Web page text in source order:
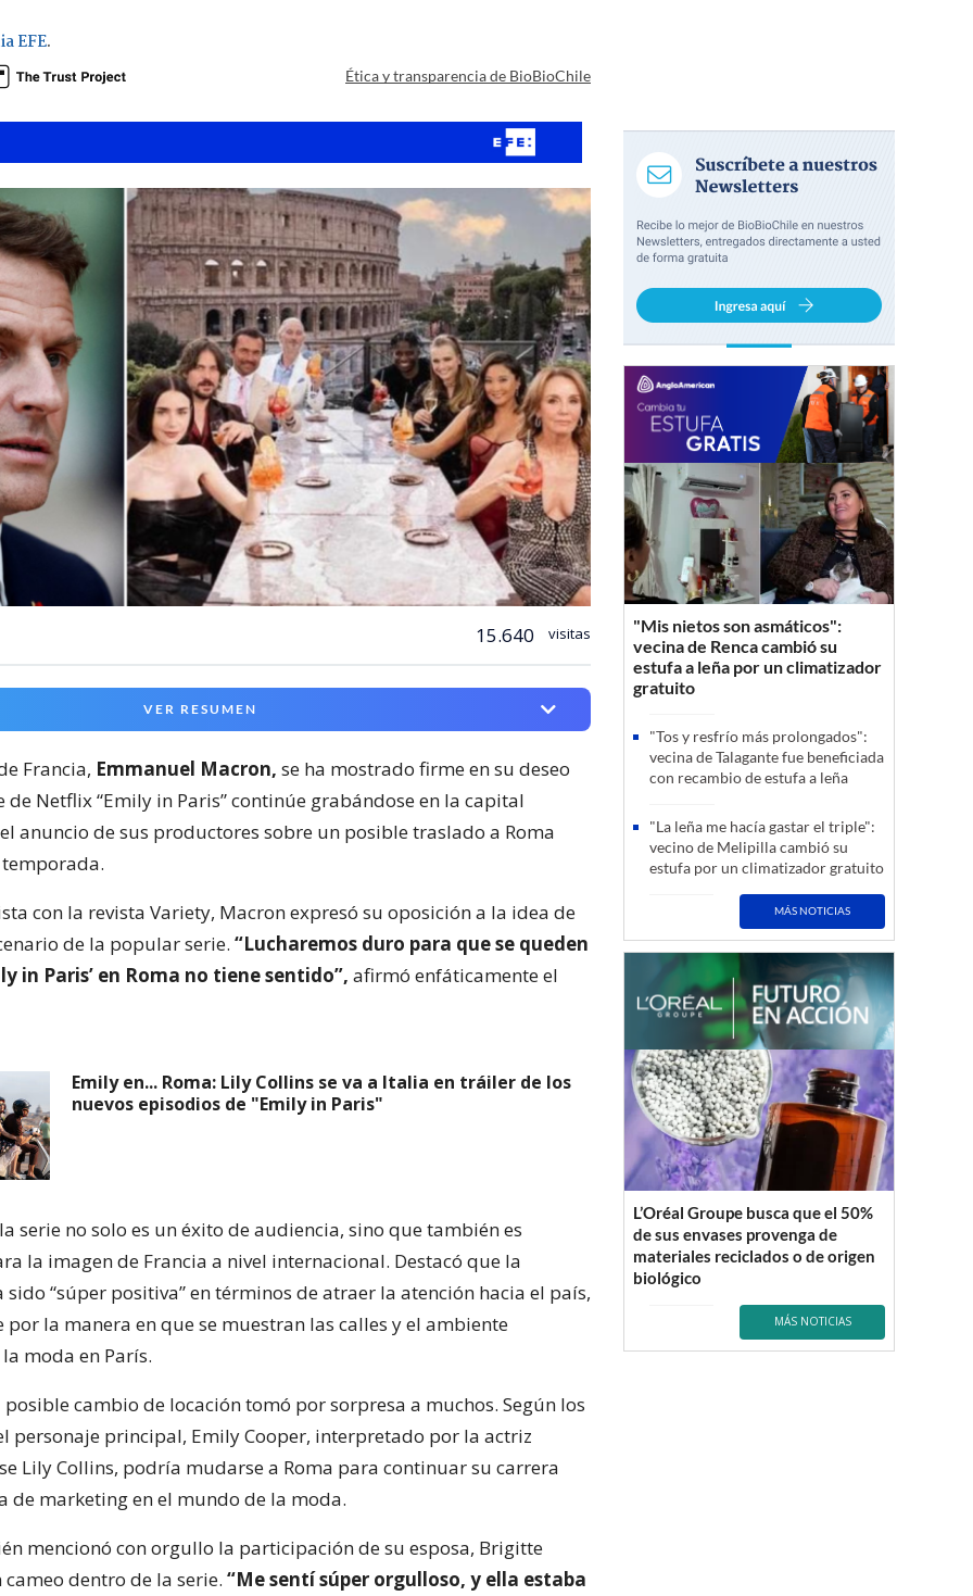
EFE.
Ética y transparencia de BioBioChile
15.640 visitas
VER RESUMEN
Francia, Emmanuel Macron, se ha mostrado firme en su deseo
de Netflix “Emily in Paris” continúe grabándose en la capital
anuncio de sus productores sobre un posible traslado a Roma
con la revista Variety, Macron expresó su oposición a la idea de
de la popular serie. “Lucharemos duro para que se queden
in Paris’ en Roma no tiene sentido”, afirmó enfáticamente el
Emily en... Roma: Lily Collins se va a Italia en tráiler de los
nuevos episodios de "Emily in Paris"
serie no solo es un éxito de audiencia, sino que también es
la imagen de Francia a nivel internacional. Destacó que la
“súper positiva” en términos de atraer la atención hacia el país,
por la manera en que se muestran las calles y el ambiente
moda en París.
cambio de locación tomó por sorpresa a muchos. Según los
personaje principal, Emily Cooper, interpretado por la actriz
Lily Collins, podría mudarse a Roma para continuar su carrera
de marketing en el mundo de la moda.
mencionó con orgullo la participación de su esposa, Brigitte
dentro de la serie. “Me sentí súper orgulloso, y ella estaba
"Mis nietos son asmáticos":
vecina de Renca cambió su
estufa a leña por un climatizador
gratuito
"Tos y resfrío más prolongados":
vecina de Talagante fue beneficiada
con recambio de estufa a leña
"La leña me hacía gastar el triple":
vecino de Melipilla cambió su
estufa por un climatizador gratuito
MÁS NOTICIAS
L’Oréal Groupe busca que el 50%
de sus envases provenga de
materiales reciclados o de origen
biológico
MÁS NOTICIAS